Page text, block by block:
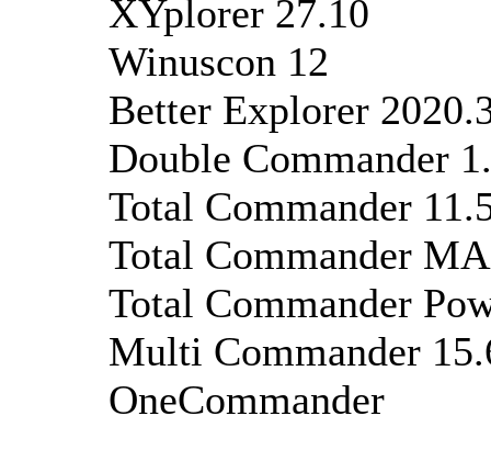
XYplorer 27.10
Winuscon 12
Better Explorer
Double Commander
Total Commander
Total Commander
Total Commander
Multi Commander
OneCommander